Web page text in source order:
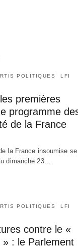
POLITIQUES LFI
premières
programme
de la France
la France insoumise se
dimanche 23…
POLITIQUES LFI
contre le «
: le Parlement